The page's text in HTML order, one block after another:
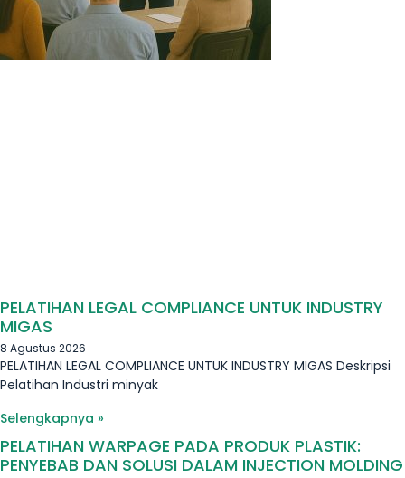
PELATIHAN LEGAL COMPLIANCE UNTUK INDUSTRY
MIGAS
8 Agustus 2026
PELATIHAN LEGAL COMPLIANCE UNTUK INDUSTRY MIGAS Deskripsi
Pelatihan Industri minyak
Selengkapnya »
PELATIHAN WARPAGE PADA PRODUK PLASTIK:
PENYEBAB DAN SOLUSI DALAM INJECTION MOLDING